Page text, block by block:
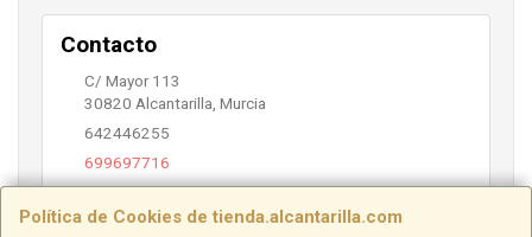
Política de Cookies de tienda.alcantarilla.com
Contacto
C/ Mayor 113
30820 Alcantarilla Murcia
642446255
699697716
info@alcantarilla.com